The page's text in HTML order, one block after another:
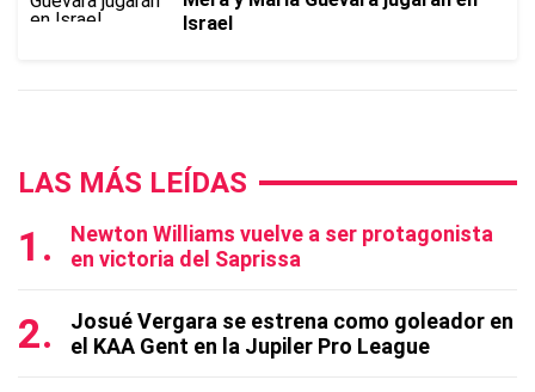
Israel
LAS MÁS LEÍDAS
Newton Williams vuelve a ser protagonista
en victoria del Saprissa
Josué Vergara se estrena como goleador en
el KAA Gent en la Jupiler Pro League